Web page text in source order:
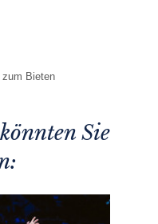
zum Bieten
Sie